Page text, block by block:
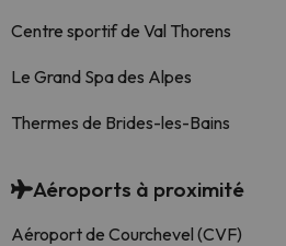
Centre sportif de Val Thorens
Le Grand Spa des Alpes
Thermes de Brides-les-Bains
Aéroports à proximité
Aéroport de Courchevel (CVF)